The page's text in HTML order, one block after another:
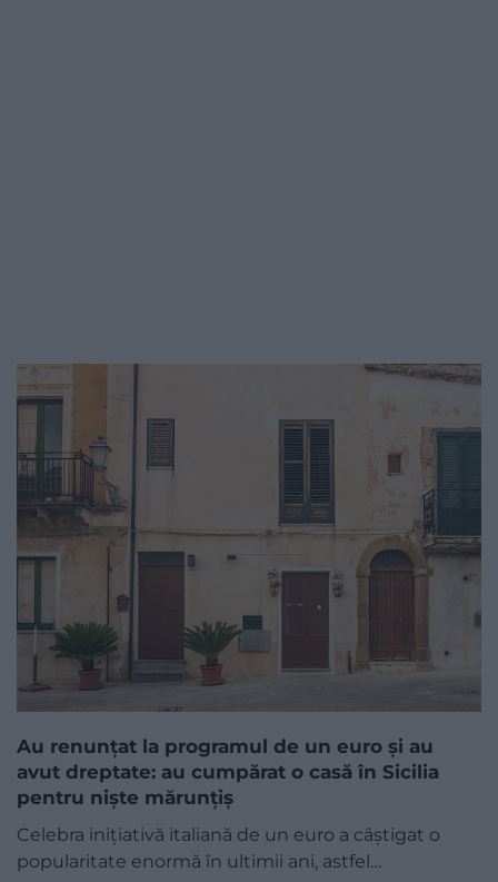
Au renunțat la programul de un euro și au
avut dreptate: au cumpărat o casă în Sicilia
pentru niște mărunțiș
Celebra inițiativă italiană de un euro a câștigat o
popularitate enormă în ultimii ani, astfel…